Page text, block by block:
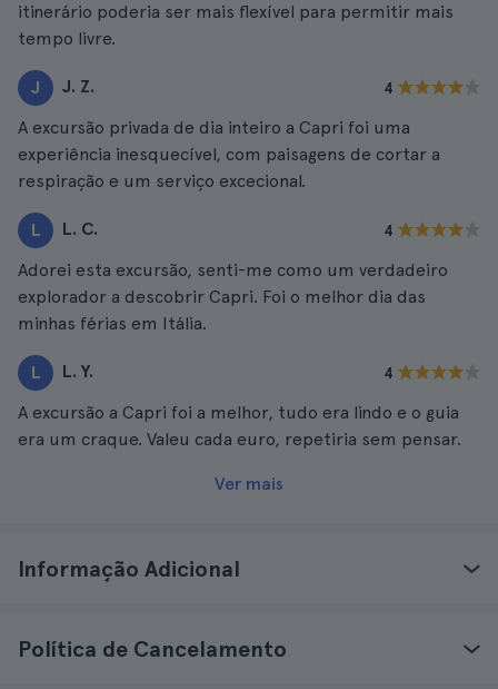
itinerário poderia ser mais flexível para permitir mais
tempo livre.
J J. Z. 4
A excursão privada de dia inteiro a Capri foi uma
experiência inesquecível, com paisagens de cortar a
respiração e um serviço excecional.
L L. C. 4
Adorei esta excursão, senti-me como um verdadeiro
explorador a descobrir Capri. Foi o melhor dia das
minhas férias em Itália.
L L. Y. 4
A excursão a Capri foi a melhor, tudo era lindo e o guia
era um craque. Valeu cada euro, repetiria sem pensar.
Ver mais
Informação Adicional
Política de Cancelamento